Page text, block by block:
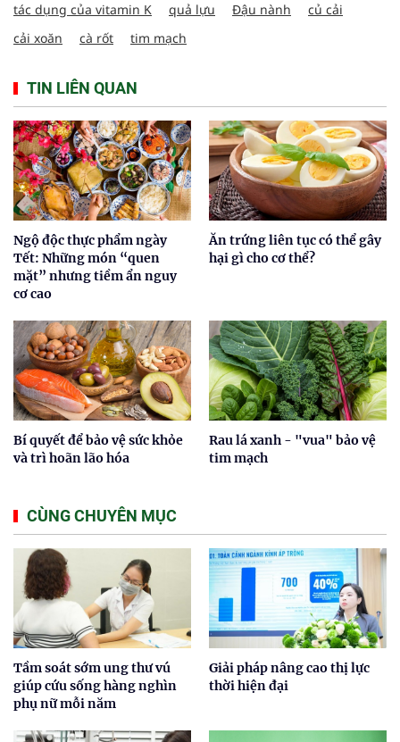
tác dụng của vitamin K
quả lựu Đậu nành
củ cải
cải xoăn
cà rốt tim mạch
TIN LIÊN QUAN
Ngộ độc thực phẩm ngày
Tết: Những món “quen
mặt” nhưng tiềm ẩn nguy
cơ cao
Ăn trứng liên tục có thể gây
hại gì cho cơ thể?
Bí quyết để bảo vệ sức khỏe
và trì hoãn lão hóa
Rau lá xanh - "vua" bảo vệ
tim mạch
CÙNG CHUYÊN MỤC
Tầm soát sớm ung thư vú
giúp cứu sống hàng nghìn
phụ nữ mỗi năm
Giải pháp nâng cao thị lực
thời hiện đại